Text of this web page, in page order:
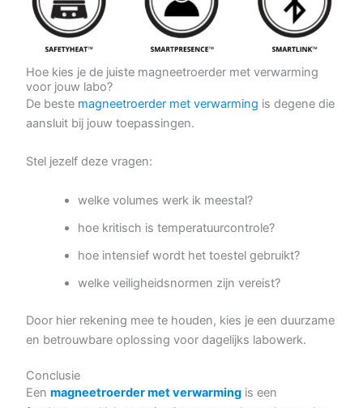
Hoe kies je de juiste magneetroerder met verwarming
voor jouw labo?
De beste magneetroerder met verwarming is degene die
aansluit bij jouw toepassingen.
Stel jezelf deze vragen:
welke volumes werk ik meestal?
hoe kritisch is temperatuurcontrole?
hoe intensief wordt het toestel gebruikt?
welke veiligheidsnormen zijn vereist?
Door hier rekening mee te houden, kies je een duurzame
en betrouwbare oplossing voor dagelijks labowerk.
Conclusie
Eenmagneetroerder met verwarming is een